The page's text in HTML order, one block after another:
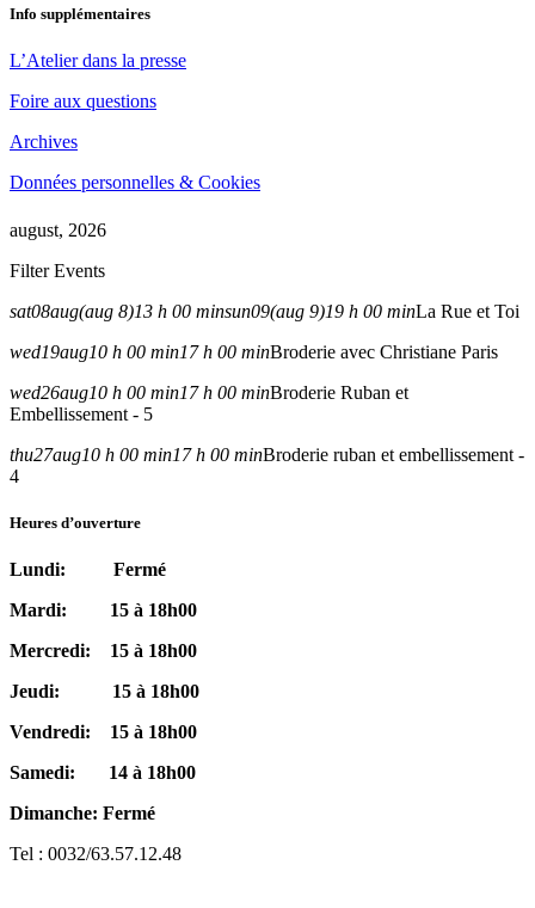
Info supplémentaires
L’Atelier dans la presse
Foire aux questions
Archives
Données personnelles & Cookies
august, 2026
Filter Events
sat08aug(aug 8)13 h 00 minsun09(aug 9)19 h 00 minLa Rue et Toi
wed19aug10 h 00 min17 h 00 minBroderie avec Christiane Paris
wed26aug10 h 00 min17 h 00 minBroderie Ruban et
Embellissement - 5
thu27aug10 h 00 min17 h 00 minBroderie ruban et embellissement -
4
Heures d’ouverture
Lundi: Fermé
Mardi: 15 à 18h00
Mercredi: 15 à 18h00
Jeudi: 15 à 18h00
Vendredi: 15 à 18h00
Samedi: 14 à 18h00
Dimanche: Fermé
Tel : 0032/63.57.12.48